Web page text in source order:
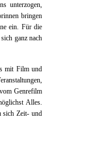
unterzogen,
bringen
ein. Für die
ganz nach
mit Film und
Genrefilm
Alles.
sich Zeit- und